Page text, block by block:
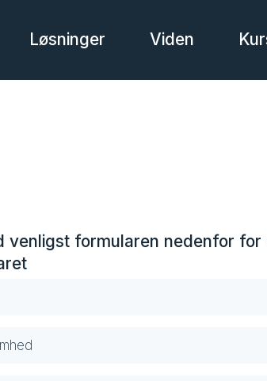
Løsninger Viden
venligst formularen nedenfor